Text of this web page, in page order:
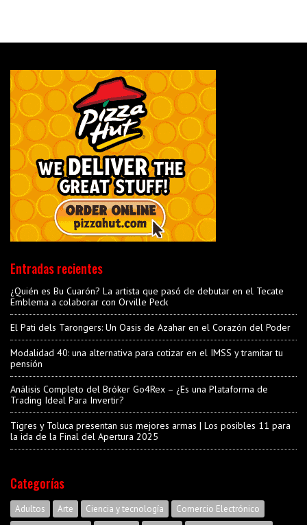
Entradas recientes
¿Quién es Bu Cuarón? La artista que pasó de debutar en el Tecate
Emblema a colaborar con Orville Peck
El Pati dels Tarongers: Un Oasis de Azahar en el Corazón del Poder
Modalidad 40: una alternativa para cotizar en el IMSS y tramitar tu
pensión
Análisis Completo del Bróker Go4Rex – ¿Es una Plataforma de
Trading Ideal Para Invertir?
Tigres y Toluca presentan sus mejores armas | Los posibles 11 para
la ida de la Final del Apertura 2025
Categorías
Adultos Arte Ciencia y tecnología
Comercio Electrónico